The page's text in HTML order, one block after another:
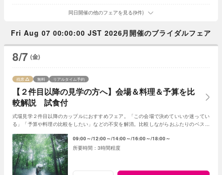
同日開催の他のフェアを見る(9件)
Fri Aug 07 00:00:00 JST 2026月開催のブライダルフェア
8/7 (金)
【２件目以降の見学の方へ】会場＆料理＆予算を比
較解説 試食付
残席 無料 リアルタイム予約
式場見学２件目以降のカップルにおすすめフェア。「この会場で決めていいか迷ってい
る」「予算や料理の比較をしたい」などの不安を解消。比較しながらおふたりのベスト
09:00～ 12:00～ 14:00～ 16:00～ 18:00～
3時間程度